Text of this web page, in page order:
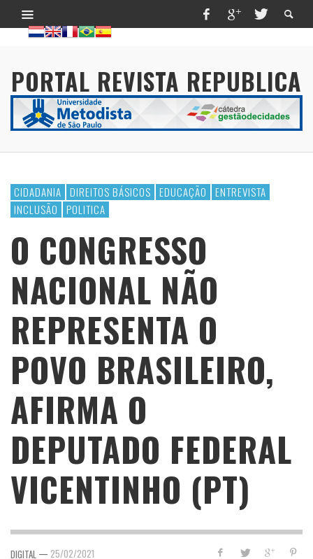
PORTAL REVISTA REPUBLICA
CIDADANIA DIREITOS BÁSICOS EDUCAÇÃO
ENTREVISTA
INCLUSÃO
POLITICA
O CONGRESSO
NACIONAL NÃO
REPRESENTA O
POVO BRASILEIRO,
AFIRMA O
DEPUTADO FEDERAL
VICENTINHO (PT)
DIGITAL — 25/02/2021